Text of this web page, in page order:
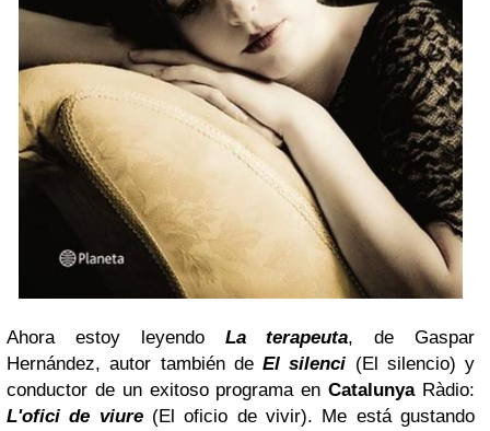
Ahora estoy leyendo La terapeuta, de Gaspar
Hernández, autor también de El silenci (El silencio) y
conductor de un exitoso programa enCatalunyaRàdio:
L'ofici de viure(El oficio de vivir). Me está gustando